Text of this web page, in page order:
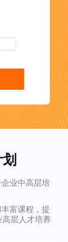
业中高层培
富课程，提
层人才培养